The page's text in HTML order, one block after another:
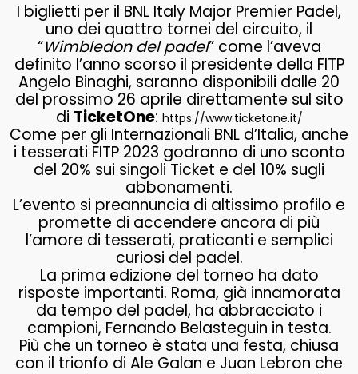
I biglietti per il BNL Italy Major Premier Padel,
uno dei quattro tornei del circuito, il
“Wimbledon del padel” come l’aveva
definito l’anno scorso il presidente della FITP
Angelo Binaghi, saranno disponibili dalle 20
del prossimo 26 aprile direttamente sul sito
di TicketOne: https://www.ticketone.it/
Come per gli Internazionali BNL d’Italia, anche
i tesserati FITP 2023 godranno di uno sconto
del 20% sui singoli Ticket e del 10% sugli
abbonamenti.
L’evento si preannuncia di altissimo profilo e
promette di accendere ancora di più
l’amore di tesserati, praticanti e semplici
curiosi del padel.
La prima edizione del torneo ha dato
risposte importanti. Roma, già innamorata
da tempo del padel, ha abbracciato i
campioni, Fernando Belasteguin in testa.
Più che un torneo è stata una festa, chiusa
con il trionfo di Ale Galan e Juan Lebron che